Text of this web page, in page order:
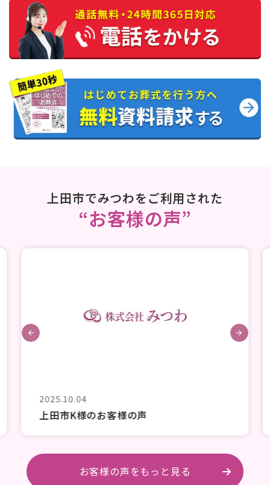
上田市でみつわをご利用された
“お客様の声”
2025.10.04
上田市K様のお客様の声
お客様の声をもっと見る